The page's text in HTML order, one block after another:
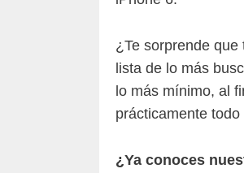
¿Te sorprende
lista de lo más
lo más mínimo, al
prácticamente todo
¿Ya conoces